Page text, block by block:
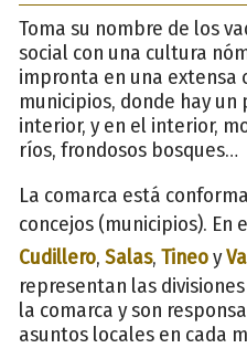
Toma su nombre de los
social con una cultura
impronta en una extensa
municipios, donde hay un
interior, y en el interior,
ríos, frondosos bosques…
La comarca está
concejos (municipios). En
Cudillero, Salas, Tineoy
representan las
la comarca y son
asuntos locales en cada